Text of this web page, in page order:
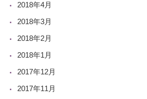
2018年4月
2018年3月
2018年2月
2018年1月
2017年12月
2017年11月